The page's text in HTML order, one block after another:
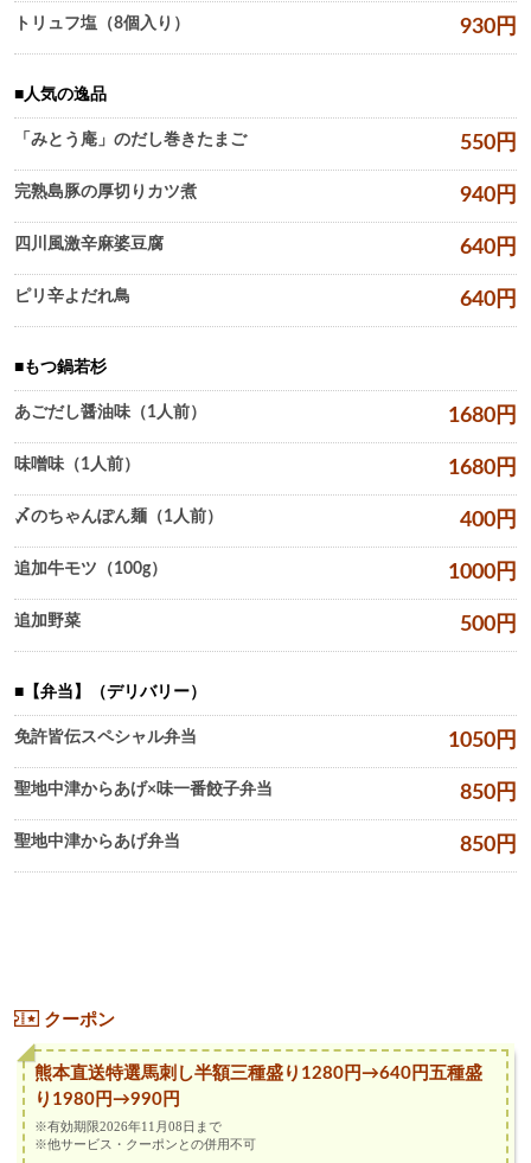
トリュフ塩（8個入り） 930 円
人気の逸品
「みとう庵」のだし巻きたまご 550 円
完熟島豚の厚切りカツ煮 940 円
四川風激辛麻婆豆腐 640 円
ピリ辛よだれ鳥 640 円
もつ鍋若杉
あごだし醤油味（1人前） 1680 円
味噌味（1人前） 1680 円
〆のちゃんぽん麺（1人前） 400 円
追加牛モツ（100g） 1000 円
追加野菜 500 円
【弁当】（デリバリー）
免許皆伝スペシャル弁当 1050 円
聖地中津からあげ×味一番餃子弁当 850 円
聖地中津からあげ弁当 850 円
クーポン
熊本直送特選馬刺し半額三種盛り1280円→640円五種盛
り1980円→990円
※有効期限2026年11月08日まで